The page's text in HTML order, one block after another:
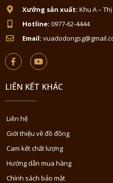
Xưởng sản xuất: Khu A –
Hotline: 0977-62-4444
Email:
LIÊN KẾT KHÁC
Liên hệ
Giới thiệu về đồ đồng
Cam kết chất lượng
Hướng dẫn mua hàng
Chính sách bảo mật